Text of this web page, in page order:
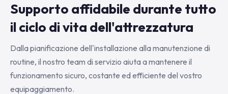
Supporto affidabile durante tutto
il ciclo di vita dell'attrezzatura
Dalla pianificazione dell'installazione alla manutenzione di
routine, il nostro team di servizio aiuta a mantenere il
funzionamento sicuro, costante ed efficiente del vostro
equipaggiamento.